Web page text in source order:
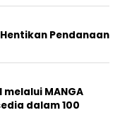
Pendanaan
MANGA
dalam 100